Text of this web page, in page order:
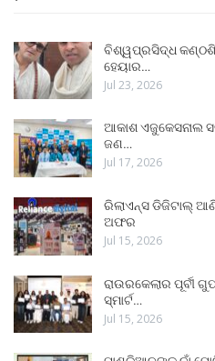
ବିଶ୍ୱପ୍ରସିଦ୍ଧ
ହେୟାର…
Jul 23, 2026
ଆକାଶ ଏଜୁକେସନାଲ
ଜଣ…
Jul 17, 2026
ରିଲାଏନ୍ସ ଡିଜିଟାଲ୍
ଅଫର
Jul 15, 2026
ରାଉରକେଲାର
ସ୍ମାର୍ଟ…
Jul 15, 2026